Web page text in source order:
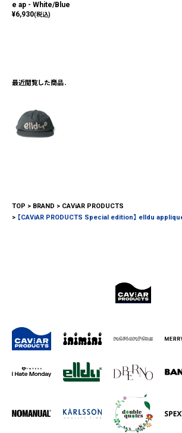
e ap - White/Blue
¥6,930(税込)
最近閲覧した商品
TOP BRAND
CAViAR PRODUCTS
【CAViAR PRODUCTS Special edition】 elldu